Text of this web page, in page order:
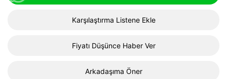
Karşılaştırma Listene Ekle
Fiyatı Düşünce Haber Ver
Arkadaşıma Öner